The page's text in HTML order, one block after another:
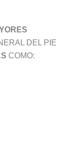
DEL PIE
COMO: